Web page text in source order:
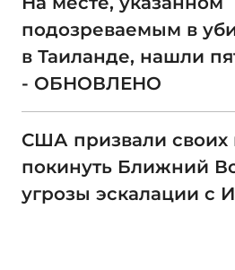
подозреваемым в
в Таиланде, нашли
- ОБНОВЛЕНО
США призвали своих
покинуть Ближний
угрозы эскалации с